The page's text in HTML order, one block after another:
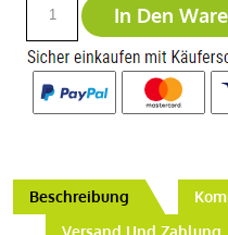
In Den
Beschreibung